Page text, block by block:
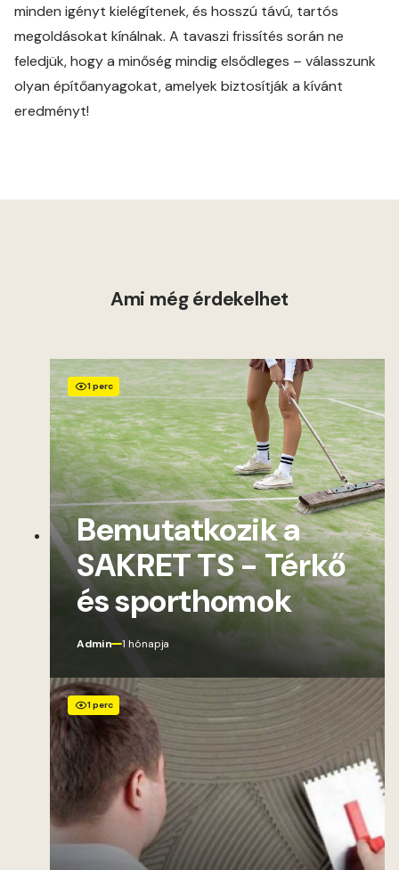
minden igényt kielégítenek, és hosszú távú, tartós
megoldásokat kínálnak. A tavaszi frissítés során ne
feledjük, hogy a minőség mindig elsődleges – válasszunk
olyan építőanyagokat, amelyek biztosítják a kívánt
eredményt!
Ami még érdekelhet
1 perc
Bemutatkozik a
SAKRET TS - Térkő
és sporthomok
Admin 1 hónapja
1 perc